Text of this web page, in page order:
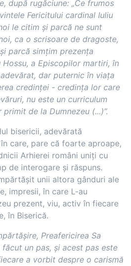
după rugăciune: „Ce frumos
Fericitului cardinal Iuliu
le citim și parcă ne sunt
ca o scrisoare de dragoste,
parcă simțim prezența
a Episcopilor martiri, în
dar puternic în viața
credinței - credința lor care
nu este un curriculum
de la Dumnezeu (...)”.
bisericii, adevărată
în care, pare că foarte aproape,
Arhierei români uniți cu
de interogare și răspuns.
unii altora gânduri ale
impresii, în care L-au
prezent, viu, activ în fiecare
în Biserică.
Preafericirea Sa
făcut un pas, și acest pas este
a vorbit despre o carismă